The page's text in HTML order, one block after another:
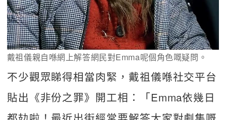
戴祖儀親自喺網上解答網民對Emma呢個角色嘅疑問。
不少觀眾睇得相當肉緊，戴祖儀喺社交平台
貼出《非份之罪》開工相：「Emma依幾日